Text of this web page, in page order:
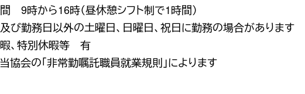
9時から16時（昼休憩シフト制で1時間）
び勤務日以外の土曜日、日曜日、祝日に勤務の場合があります
、特別休暇等 有
協会の「非常勤嘱託職員就業規則」によります